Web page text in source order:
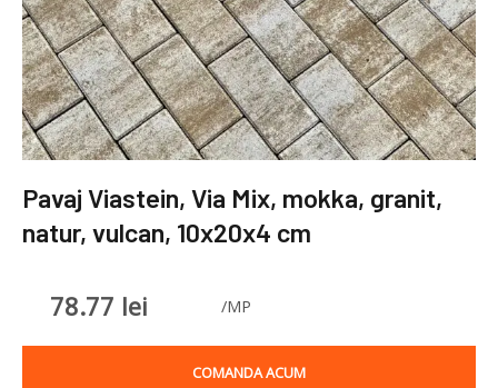
Pavaj Viastein, Via Mix, mokka, granit,
natur, vulcan, 10x20x4 cm
78.77 lei /MP
COMANDA ACUM